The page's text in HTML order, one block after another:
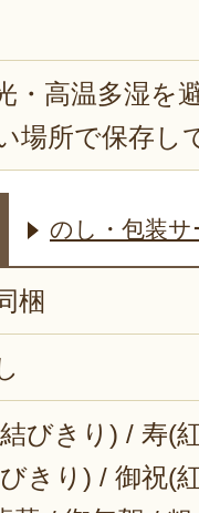
・高温多湿を
場所で保存し
のし・包装
梱
びきり) / 寿(
きり) / 御祝(